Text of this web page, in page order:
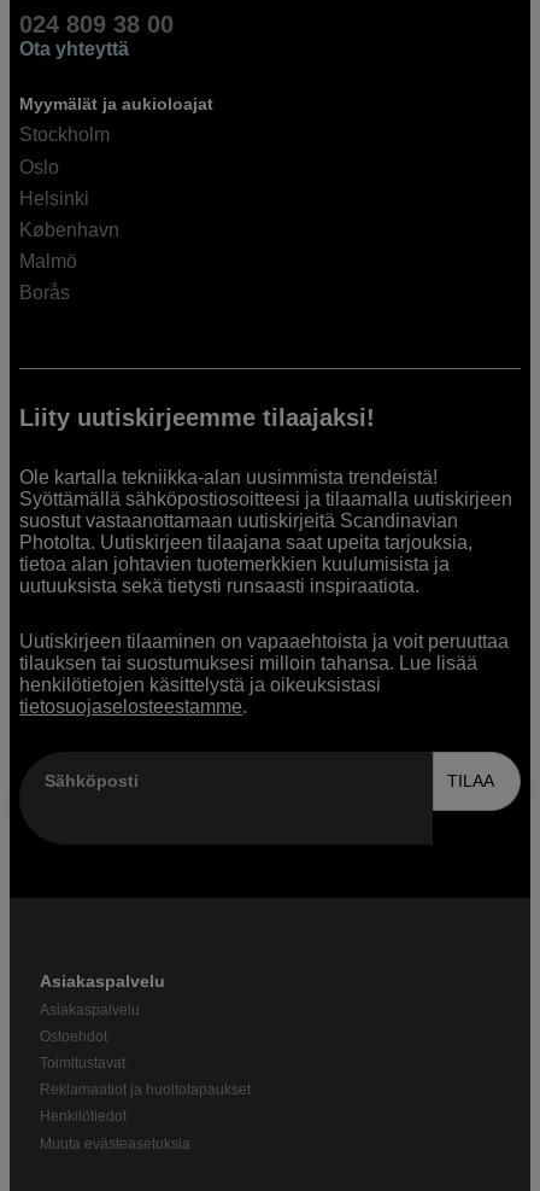
024 809 38 00
Ota yhteyttä
Myymälät ja aukioloajat
Stockholm
Oslo
Helsinki
København
Malmö
Borås
Liity uutiskirjeemme tilaajaksi!
Ole kartalla tekniikka-alan uusimmista trendeistä!
Syöttämällä sähköpostiosoitteesi ja tilaamalla uutiskirjeen
suostut vastaanottamaan uutiskirjeitä Scandinavian
Photolta. Uutiskirjeen tilaajana saat upeita tarjouksia,
tietoa alan johtavien tuotemerkkien kuulumisista ja
uutuuksista sekä tietysti runsaasti inspiraatiota.
Uutiskirjeen tilaaminen on vapaaehtoista ja voit peruuttaa
tilauksen tai suostumuksesi milloin tahansa. Lue lisää
henkilötietojen käsittelystä ja oikeuksistasi
tietosuojaselosteestamme.
Sähköposti TILAA
Asiakaspalvelu
Asiakaspalvelu
Ostoehdot
Toimitustavat
Reklamaatiot ja huoltotapaukset
Henkilötiedot
Muuta evästeasetuksia